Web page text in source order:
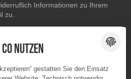
Informationen zu Ihrem
zu.
ABONNIEREN
nutzen
gestatten Sie den Einsatz